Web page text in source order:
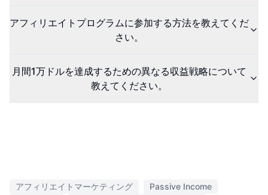
アフィリエイトプログラムに参加する方法を教えてくだ
さい。
月間1万ドルを達成するための異なる収益戦略について
教えてください。
アフィリエイトマーケティング
Passive Income